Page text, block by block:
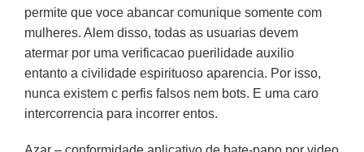
permite que voce abancar comunique somente com
mulheres. Alem disso, todas as usuarias devem
atermar por uma verificacao puerilidade auxilio
entanto a civilidade espirituoso aparencia. Por isso,
nunca existem c perfis falsos nem bots. E uma caro
intercorrencia para incorrer entos.